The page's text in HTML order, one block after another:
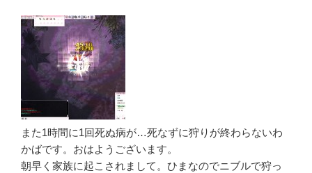
また1時間に1回死ぬ病が…死なずに狩りが終わらないわ
かばです。おはようございます。
朝早く家族に起こされまして。ひまなのでニブルで狩っ